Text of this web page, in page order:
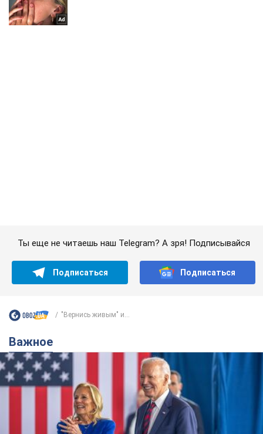
назвала первый симптом, который
сигнализировал о его "агрессивном" раке
Сначала врачи не обратили на это должного внимания
6.08.2026 12:46
Отпуск Леси Никитюк в Карпатах
обернулся скандалом: почему
ведущую несправедливо захейтили